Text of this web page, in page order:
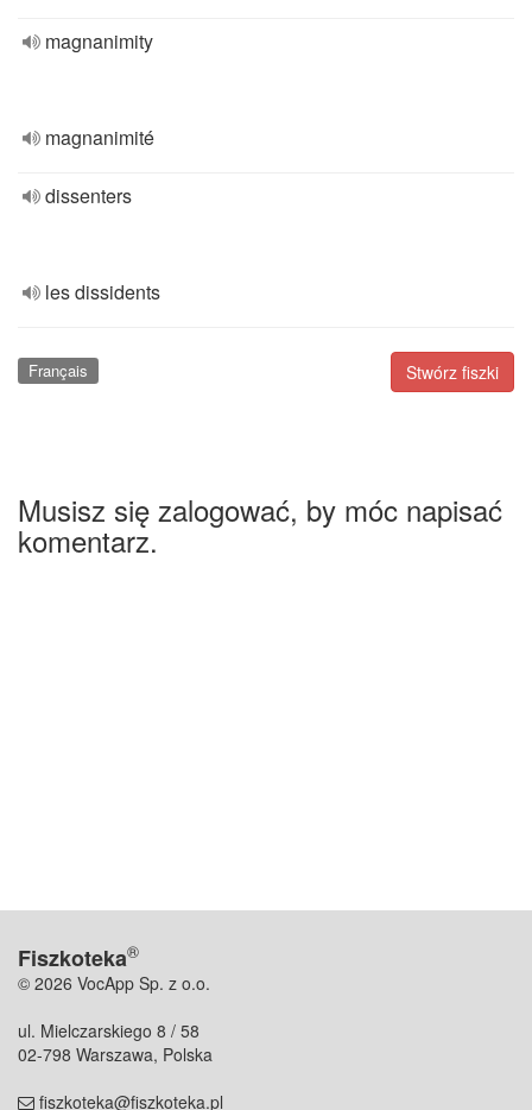
magnanimity
magnanimité
dissenters
les dissidents
Stwórz fiszki
Français
Musisz się zalogować, by móc napisać
komentarz.
Fiszkoteka®
© 2026 VocApp Sp. z o.o.
ul. Mielczarskiego 8 / 58
02-798 Warszawa, Polska
fiszkoteka@fiszkoteka.pl